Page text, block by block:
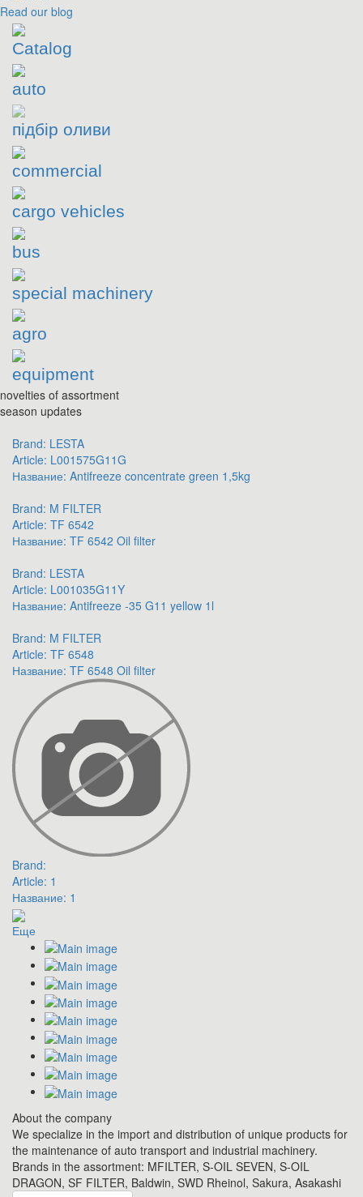
Read our blog
Catalog
auto
підбір оливи
commercial
cargo vehicles
bus
special machinery
agro
equipment
novelties of assortment
season updates
Brand: LESTA
Article: L001575G11G
Название: Antifreeze concentrate green 1,5kg
Brand: M FILTER
Article: TF 6542
Название: TF 6542 Oil filter
Brand: LESTA
Article: L001035G11Y
Название: Antifreeze -35 G11 yellow 1l
Brand: M FILTER
Article: TF 6548
Название: TF 6548 Oil filter
Brand:
Article: 1
Название: 1
Еще
About the company
We specialize in the import and distribution of unique products for
the maintenance of auto transport and industrial machinery.
Brands in the assortment: MFILTER, S-OIL SEVEN, S-OIL
DRAGON, SF FILTER, Baldwin, SWD Rheinol, Sakura, Asakashi